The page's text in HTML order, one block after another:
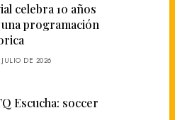
celebra 10 años
programación
DE 2026
Escucha: soccer